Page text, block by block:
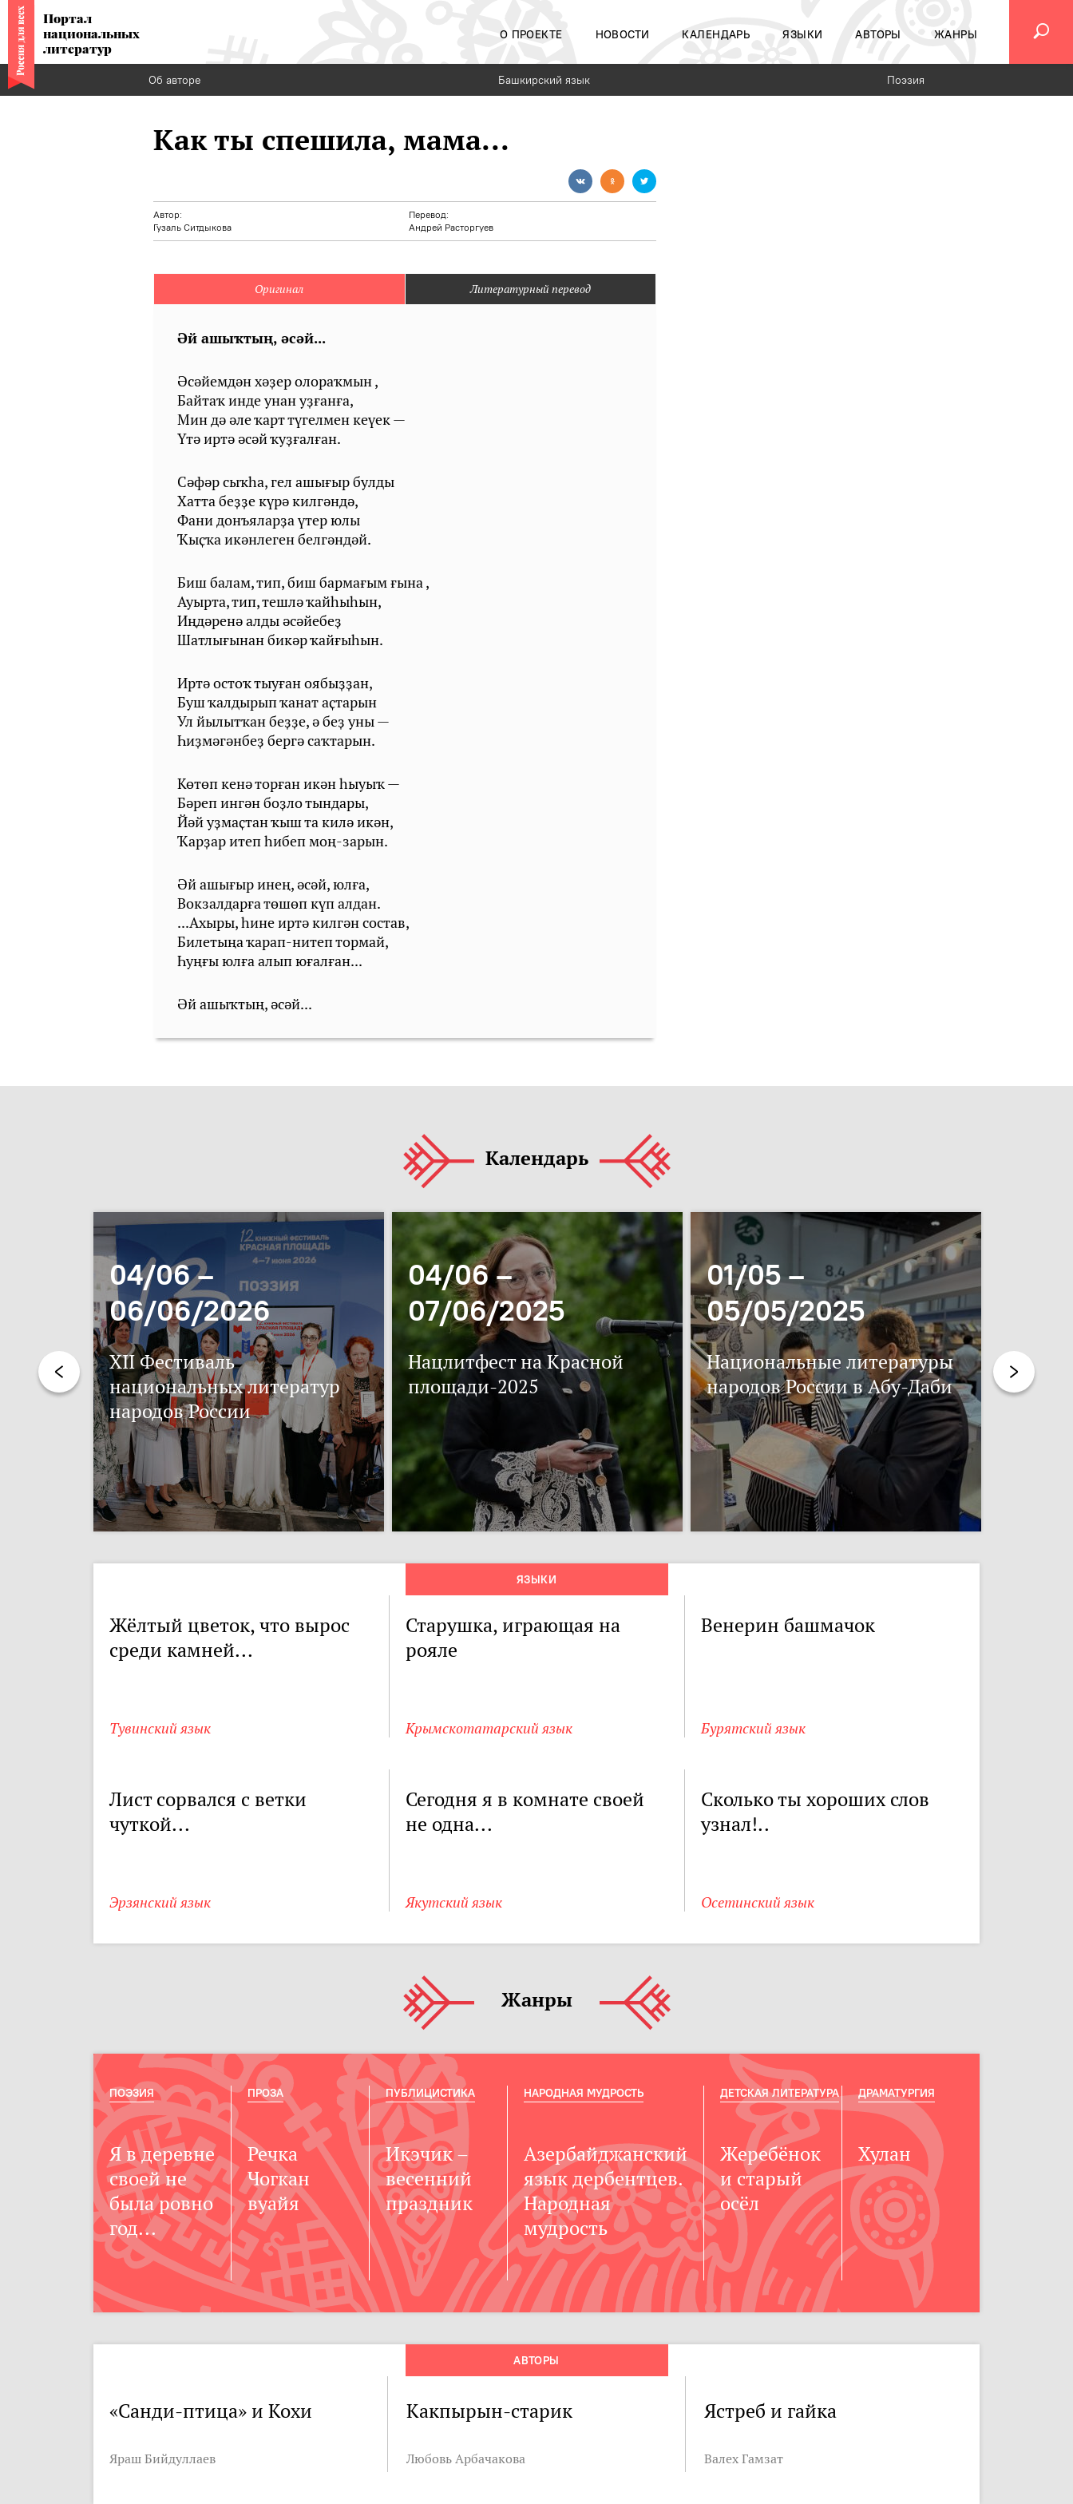
Портал
национальных
литератур
О ПРОЕКТЕ НОВОСТИ КАЛЕНДАРЬ ЯЗЫКИ АВТОРЫ ЖАНРЫ
Об авторе Башкирский язык Поэзия
Как ты спешила, мама...
Автор:
Гузаль Ситдыкова
Перевод:
Андрей Расторгуев
Оригинал Литературный перевод
Әй ашыҡтың, әсәй...
Әсәйемдән хәҙер олораҡмын ,
Байтаҡ инде унан уҙғанға,
Мин дә әле ҡарт түгелмен кеүек —
Үтә иртә әсәй ҡуҙғалған.
Сәфәр сыҡһа, гел ашығыр булды
Хатта беҙҙе күрә килгәндә,
Фани донъяларҙа үтер юлы
Ҡыҫҡа икәнлеген белгәндәй.
Биш балам, тип, биш бармағым ғына ,
Ауырта, тип, тешлә ҡайһыһын,
Иңдәренә алды әсәйебеҙ
Шатлығынан бикәр ҡайғыһын.
Иртә остоҡ тыуған оябыҙҙан,
Буш ҡалдырып ҡанат аҫтарын
Ул йылытҡан беҙҙе, ә беҙ уны —
Һиҙмәгәнбеҙ бергә саҡтарын.
Көтөп кенә торған икән һыуыҡ —
Бәреп ингән боҙло тындары,
Йәй уҙмаҫтан ҡыш та килә икән,
Ҡарҙар итеп һибеп моң-зарын.
Әй ашығыр инең, әсәй, юлға,
Вокзалдарға төшөп күп алдан.
...Ахыры, һине иртә килгән состав,
Билетыңа ҡарап-нитеп тормай,
Һуңғы юлға алып юғалған...
Әй ашыҡтың, әсәй...
Календарь
04/06 –
06/06/2026
XII Фестиваль
национальных литератур
народов России
04/06 –
07/06/2025
Нацлитфест на Красной
площади-2025
01/05 –
05/05/2025
Национальные литературы
народов России в Абу-Даби
ЯЗЫКИ
Жёлтый цветок, что вырос
среди камней...
Тувинский язык
Старушка, играющая на
рояле
Крымскотатарский язык
Венерин башмачок
Бурятский язык
Лист сорвался с ветки
чуткой...
Эрзянский язык
Сегодня я в комнате своей
не одна...
Якутский язык
Сколько ты хороших слов
узнал!..
Осетинский язык
Жанры
Я в деревне
своей не
была ровно
год...
ПОЭЗИЯ
Речка
Чогкан
вуайя
ПРОЗА
Икэчик –
весенний
праздник
ПУБЛИЦИСТИКА
Азербайджанский
язык дербентцев.
Народная
мудрость
НАРОДНАЯ МУДРОСТЬ
Жеребёнок
и старый
осёл
ДЕТСКАЯ ЛИТЕРАТУРА
Хулан
ДРАМАТУРГИЯ
АВТОРЫ
«Санди-птица» и Кохи
Яраш Бийдуллаев
Какпырын-старик
Любовь Арбачакова
Ястреб и гайка
Валех Гамзат